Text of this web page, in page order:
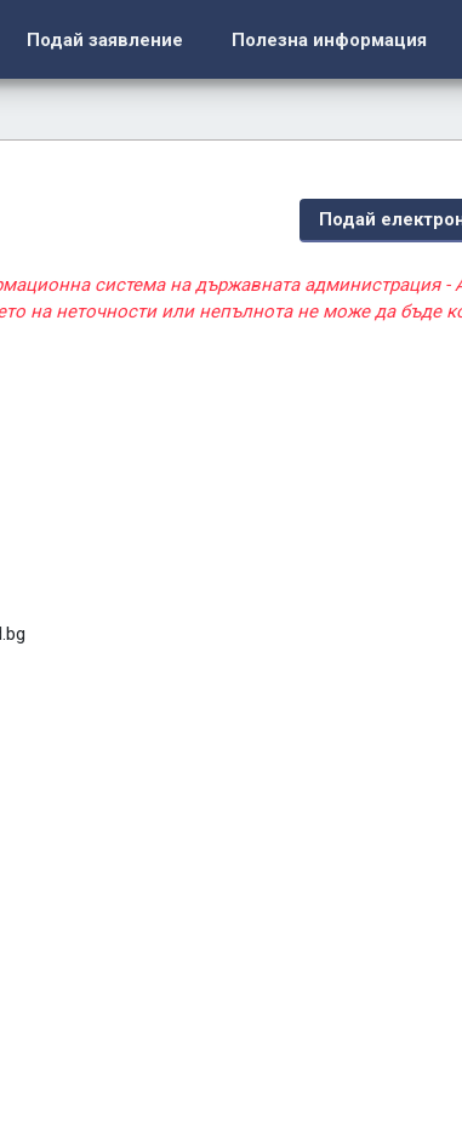
Подай заявление Полезна информация
Подай
система на държавната администрация -
на неточности или непълнота не може да бъде